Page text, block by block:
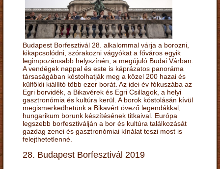
Budapest Borfesztivál 28. alkalommal várja a borozni,
kikapcsolódni, szórakozni vágyókat a főváros egyik
legimpozánsabb helyszínén, a megújuló Budai Várban.
A vendégek nappal és este is káprázatos panoráma
társaságában kóstolhatják meg a közel 200 hazai és
külföldi kiállító több ezer borát. Az idei év fókuszába az
Egri borvidék, a Bikavérek és Egri Csillagok, a helyi
gasztronómia és kultúra kerül. A borok kóstolásán kívül
megismerkedhetünk a Bikavért övező legendákkal,
hungarikum borunk készítésének titkaival. Európa
legszebb borfesztiválján a bor és kultúra találkozását
gazdag zenei és gasztronómiai kínálat teszi most is
felejthetetlenné.
28. Budapest Borfesztivál 2019